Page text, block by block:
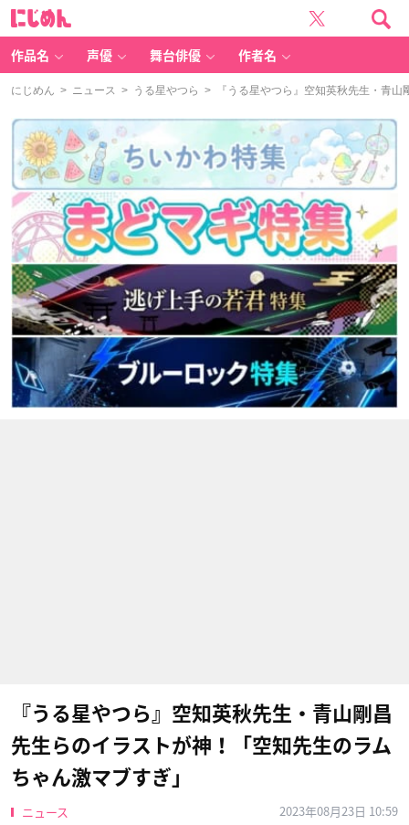
作品名 声優 舞台俳優 作者名
にじめん > ニュース > うる星やつら > 『うる星やつら』空知英秋先生・青山
『うる星やつら』空知英秋先生・青山剛昌
先生らのイラストが神！「空知先生のラム
ちゃん激マブすぎ」
ニュース 2023年08月23日 10:59